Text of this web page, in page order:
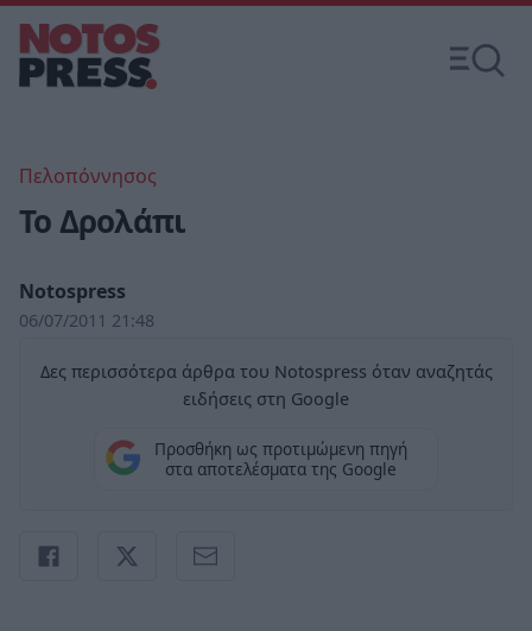
Πελοπόννησος
Το Δρολάπι
Notospress
06/07/2011 21:48
Δες περισσότερα άρθρα του Notospress όταν αναζητάς
ειδήσεις στη Google
Προσθήκη ως προτιμώμενη πηγή
στα αποτελέσματα της Google